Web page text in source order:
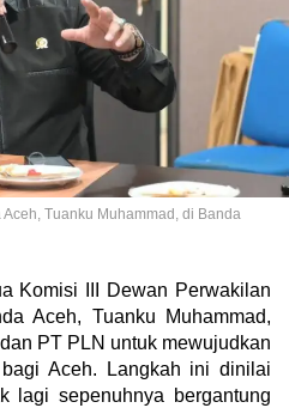
Tuanku Muhammad, di Banda
Komisi III Dewan Perwakilan
Aceh, Tuanku Muhammad,
PT PLN untuk mewujudkan
Aceh. Langkah ini dinilai
lagi sepenuhnya bergantung